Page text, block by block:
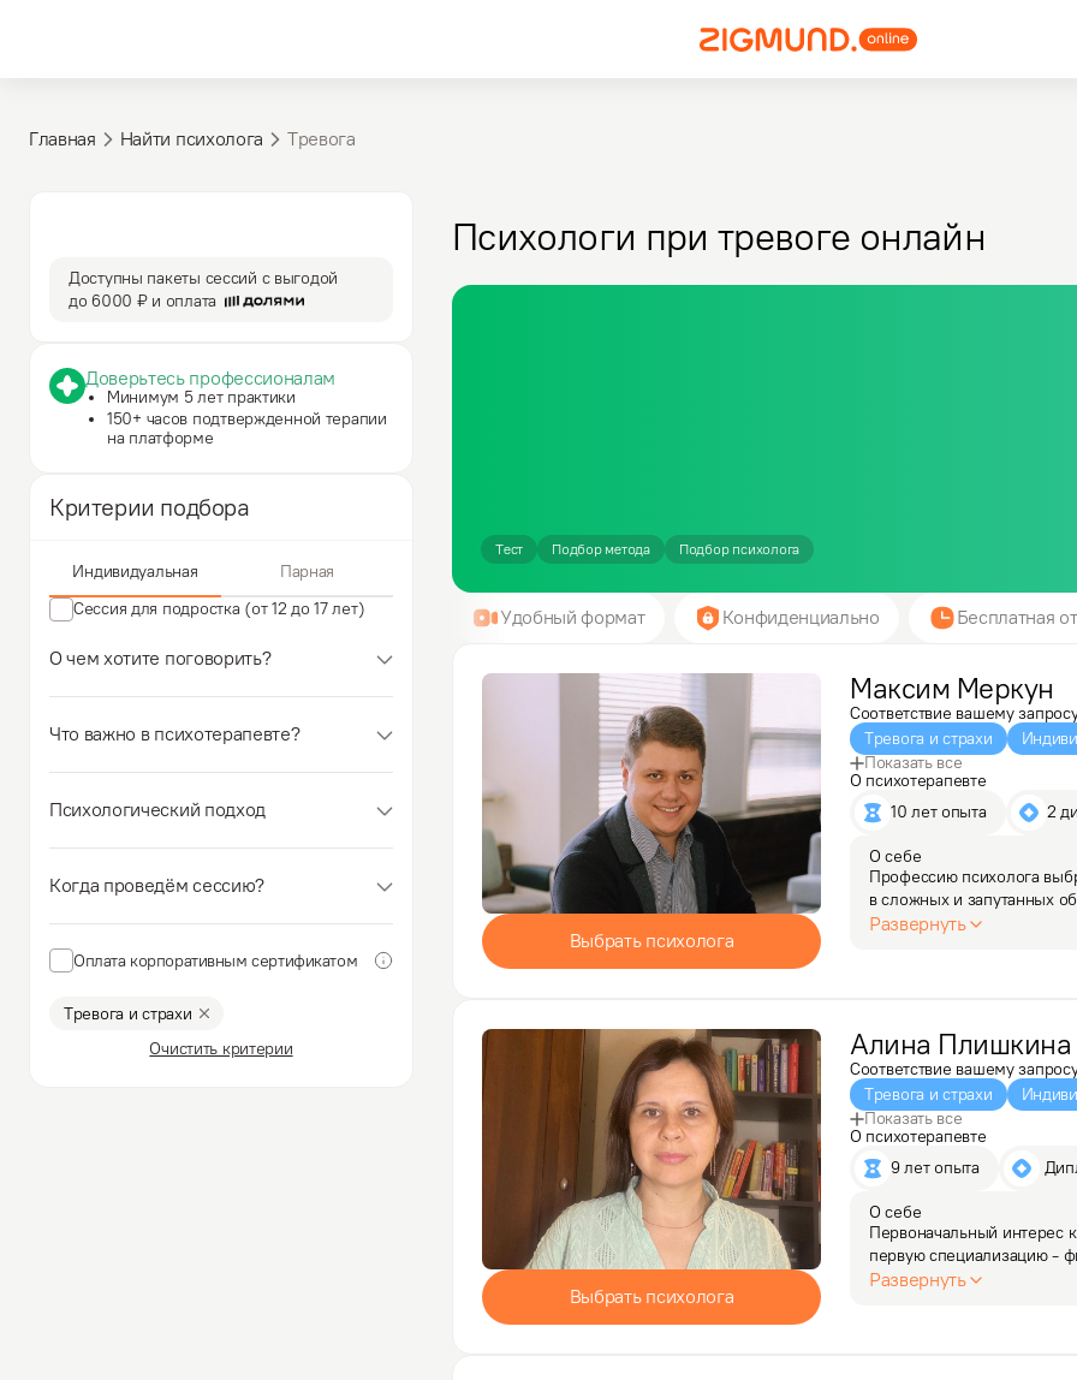
Главная Найти психолога Тревога
Доступны пакеты сессий с выгодой
до6000 ₽и оплата
Доверьтесь профессионалам
Минимум 5 лет практики
150+ часов подтвержденной терапии
на платформе
Критерии подбора
Индивидуальная
Парная
Сессия для подростка (от 12 до 17 лет)
О чем хотите поговорить?
Что важно в психотерапевте?
Психологический подход
Когда проведём сессию?
Оплата корпоративным сертификатом
Тревога и страхи
Очистить критерии
Психологи при тревоге онлайн
Тест Подбор метода Подбор психолога
Удобный формат Конфиденциально Бесплатная
Выбрать психолога
Максим Меркун
Соответствие вашему
Тревога и страхи
Показать все
О психотерапевте
10 лет опыта
2
О себе
Профессию психолога
в сложных и запутанных
применение своих
Развернуть
Выбрать психолога
Алина Плишкина
Соответствие вашему
Тревога и страхи
Показать все
О психотерапевте
9 лет опыта
О себе
Первоначальный интерес к
первую специализацию -
и преподаватель, видя
Развернуть